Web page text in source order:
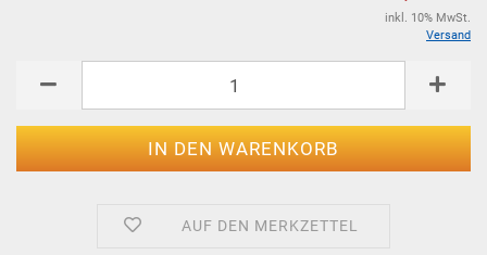
inkl. 10% MwSt.
Versand
AUF DEN MERKZETTEL